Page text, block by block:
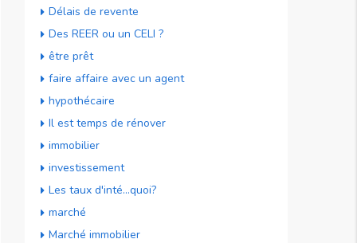
Délais de revente
Des REER ou un CELI ?
être prêt
faire affaire avec un agent
hypothécaire
Il est temps de rénover
immobilier
investissement
Les taux d'inté…quoi?
marché
Marché immobilier